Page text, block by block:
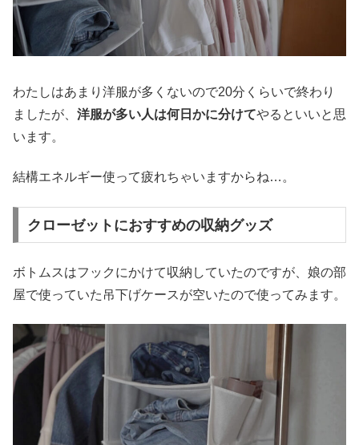
わたしはあまり洋服が多くないので20分くらいで終わり
ましたが、 洋服が多い人は何日かに分けてやるといいと思
います。
結構エネルギー使って疲れちゃいますからね…。
クローゼットにおすすめの収納グッズ
ボトムスはフックにかけて収納していたのですが、娘の部
屋で使っていた吊下げケースが空いたので使ってみます。